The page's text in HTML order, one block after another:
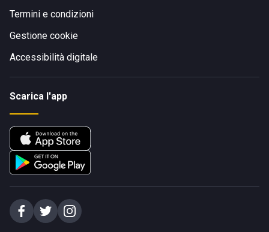
Termini e condizioni
Gestione cookie
Accessibilità digitale
Scarica l'app